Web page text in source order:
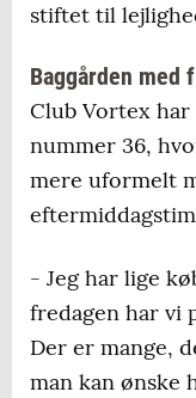
stiftet til
Baggården med
Club Vortex har
nummer 36,
mere uformelt
- Jeg har lige
fredagen har vi
Der er mange,
man kan ønske